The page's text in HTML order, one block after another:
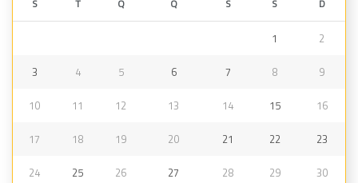
S T Q Q S S D
1 2
3 4 5 6 7 8 9
10 11 12 13 14 15 16
17 18 19 20 21 22 23
24 25 26 27 28 29 30